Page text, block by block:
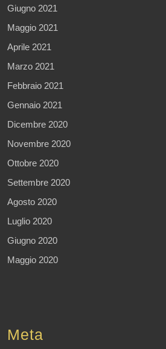
Giugno 2021
Maggio 2021
Aprile 2021
Marzo 2021
Febbraio 2021
Gennaio 2021
Dicembre 2020
Novembre 2020
Ottobre 2020
Settembre 2020
Agosto 2020
Luglio 2020
Giugno 2020
Maggio 2020
Meta